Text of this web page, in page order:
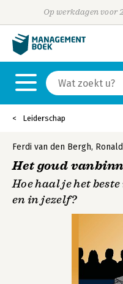
Op werkdagen voor
Leiderschap
Ferdi van den Bergh,
Het goud
Hoe haal je het
en in jezelf?